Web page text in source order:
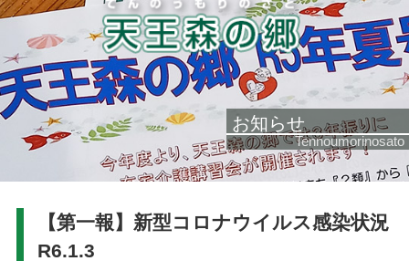
お知らせ
Tennoumorinosato
【第一報】新型コロナウイルス感染状況
R6.1.3